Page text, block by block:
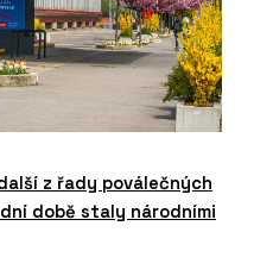
z řady poválečných
době staly národními